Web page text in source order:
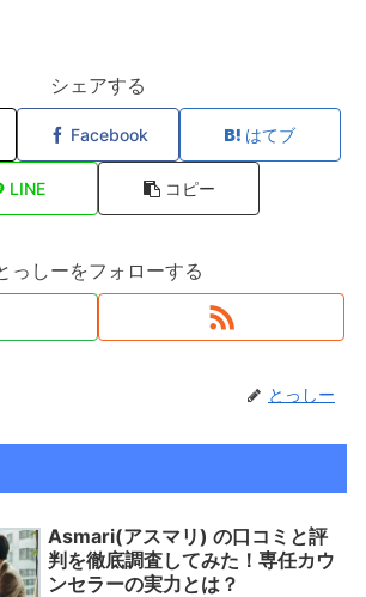
シェアする
Facebook はてブ
LINE コピー
っしーをフォローする
とっしー
Asmari(アスマリ) の口コミと評
判を徹底調査してみた！専任カウ
ンセラーの実力とは？